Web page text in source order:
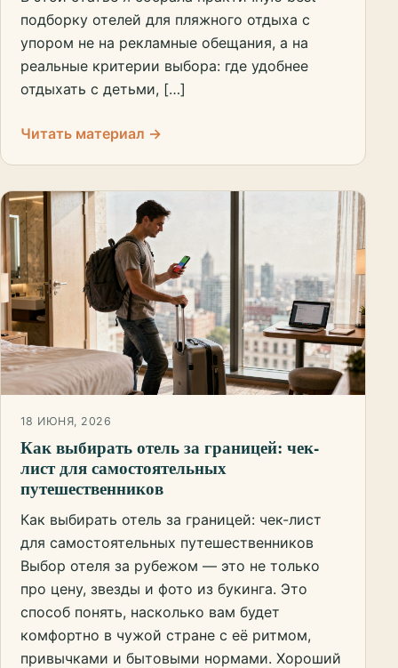
подборку отелей для пляжного отдыха с
упором не на рекламные обещания, а на
реальные критерии выбора: где удобнее
отдыхать с детьми, […]
Читать материал →
18 ИЮНЯ, 2026
Как выбирать отель за границей: чек-
лист для самостоятельных
путешественников
Как выбирать отель за границей: чек-лист
для самостоятельных путешественников
Выбор отеля за рубежом — это не только
про цену, звезды и фото из букинга. Это
способ понять, насколько вам будет
комфортно в чужой стране с её ритмом,
привычками и бытовыми нормами. Хороший